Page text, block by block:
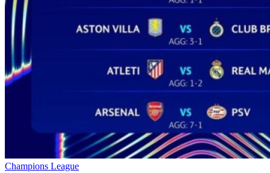
Champions League